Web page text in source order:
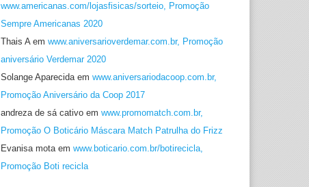
www.americanas.com/lojasfisicas/sorteio, Promoção
Sempre Americanas 2020
Thais Aem www.aniversarioverdemar.com.br, Promoção
aniversário Verdemar 2020
Solange Aparecidaem www.aniversariodacoop.com.br,
Promoção Aniversário da Coop 2017
andreza de sá cativo em www.promomatch.com.br,
Promoção O Boticário Máscara Match Patrulha do Frizz
Evanisa motaem www.boticario.com.br/botirecicla,
Promoção Boti recicla